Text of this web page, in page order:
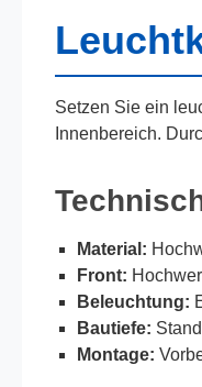
Setzen Sie ein
Innenbereich.
Material:
Front:
Beleuchtung:
Bautiefe:
Montage: